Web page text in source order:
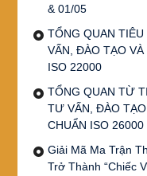
& 01/05
TỔNG QUAN
VẤN, ĐÀO TẠO
ISO 22000
TỔNG QUAN TỪ
TƯ VẤN, ĐÀO
CHUẨN ISO 26000
Giải Mã Ma Trận
Trở Thành “Chiếc